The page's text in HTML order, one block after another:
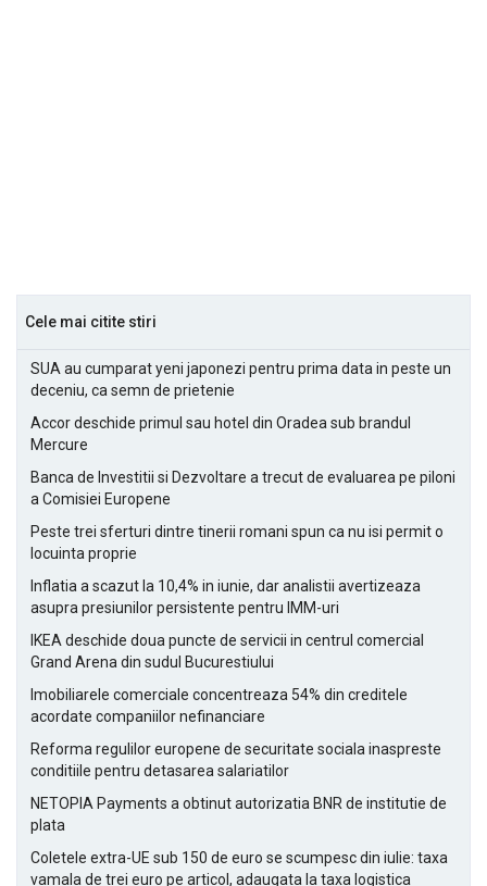
Cele mai citite stiri
SUA au cumparat yeni japonezi pentru prima data in peste un
deceniu, ca semn de prietenie
Accor deschide primul sau hotel din Oradea sub brandul
Mercure
Banca de Investitii si Dezvoltare a trecut de evaluarea pe piloni
a Comisiei Europene
Peste trei sferturi dintre tinerii romani spun ca nu isi permit o
locuinta proprie
Inflatia a scazut la 10,4% in iunie, dar analistii avertizeaza
asupra presiunilor persistente pentru IMM-uri
IKEA deschide doua puncte de servicii in centrul comercial
Grand Arena din sudul Bucurestiului
Imobiliarele comerciale concentreaza 54% din creditele
acordate companiilor nefinanciare
Reforma regulilor europene de securitate sociala inaspreste
conditiile pentru detasarea salariatilor
NETOPIA Payments a obtinut autorizatia BNR de institutie de
plata
Coletele extra-UE sub 150 de euro se scumpesc din iulie: taxa
vamala de trei euro pe articol, adaugata la taxa logistica